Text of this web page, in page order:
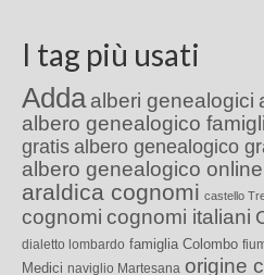
I tag più usati
Adda alberi genealogici
albero genealogico
gratis albero genealogico
albero genealogico online
araldica cognomi castello
cognomi cognomi italiani
dialetto lombardo famiglia Colombo
Medici naviglio Martesana origine